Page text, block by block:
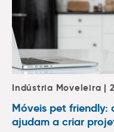
Indústria Moveleira |
Móveis pet friendly:
ajudam a criar